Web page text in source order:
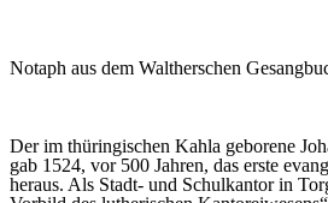
Notaph aus dem Waltherschen
Der im thüringischen Kahla geborene
gab 1524, vor 500 Jahren, das erste
heraus. Als Stadt- und Schulkantor in